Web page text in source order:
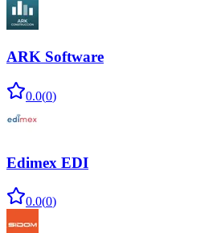
ARK Software
0.0(0)
Edimex EDI
0.0(0)